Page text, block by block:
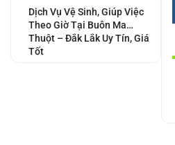
Dịch Vụ Vệ Sinh, Giúp Việc
Theo Giờ Tại Buôn Ma
Thuột – Đắk Lắk Uy Tín, Giá
Tốt